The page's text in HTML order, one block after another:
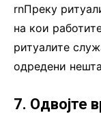
rnПреку
на кои
ритуалите
одредени
7. Одвојте